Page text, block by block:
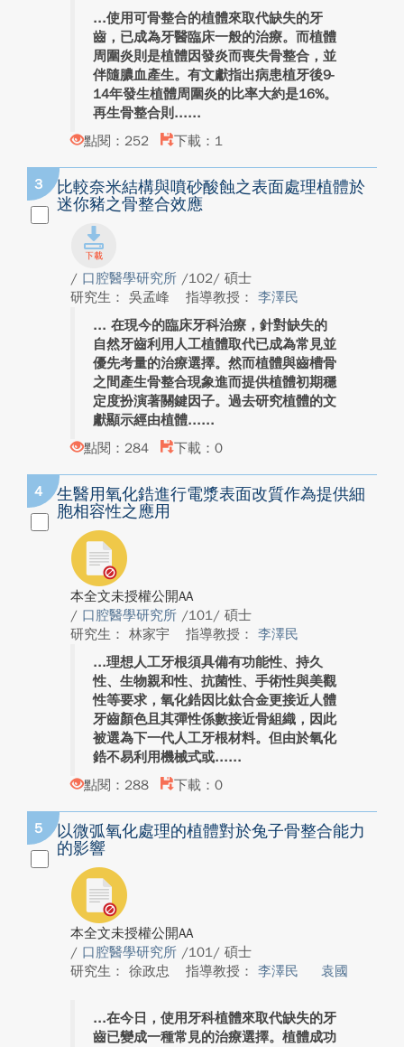
使用可骨整合的植體來取代缺失的牙
齒，已成為牙醫臨床一般的治療。而植體
周圍炎則是植體因發炎而喪失骨整合，並
伴隨膿血產生。有文獻指出病患植牙後9-
14年發生植體周圍炎的比率大約是16%。
再生骨整合則...
點閱：252
下載：1
3
比較奈米結構與噴砂酸蝕之表面處理植體於
迷你豬之骨整合效應
/ 口腔醫學研究所 /102/ 碩士
研究生： 吳孟峰
指導教授： 李澤民
在現今的臨床牙科治療，針對缺失的
自然牙齒利用人工植體取代已成為常見並
優先考量的治療選擇。然而植體與齒槽骨
之間產生骨整合現象進而提供植體初期穩
定度扮演著關鍵因子。過去研究植體的文
獻顯示經由植體...
點閱：284
下載：0
4
生醫用氧化鋯進行電漿表面改質作為提供細
胞相容性之應用
本全文未授權公開AA
/ 口腔醫學研究所 /101/ 碩士
研究生： 林家宇
指導教授： 李澤民
理想人工牙根須具備有功能性、持久
性、生物親和性、抗菌性、手術性與美觀
性等要求，氧化鋯因比鈦合金更接近人體
牙齒顏色且其彈性係數接近骨組織，因此
被選為下一代人工牙根材料。但由於氧化
鋯不易利用機械式或...
點閱：288
下載：0
5
以微弧氧化處理的植體對於兔子骨整合能力
的影響
本全文未授權公開AA
/ 口腔醫學研究所 /101/ 碩士
研究生： 徐政忠
指導教授： 李澤民 袁國
在今日，使用牙科植體來取代缺失的牙
齒已變成一種常見的治療選擇。植體成功